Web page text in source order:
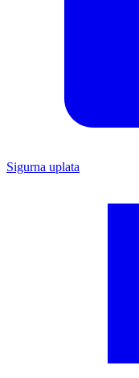
Sigurna uplata